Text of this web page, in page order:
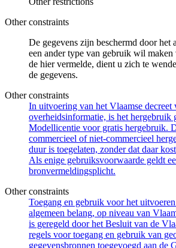
Other constraints
De gegevens zijn beschermd door het
een ander type van gebruik wil maken
de hier vermelde, dient u zich te
de gegevens.
Other constraints
In uitvoering van het Vlaamse decreet
overheidsinformatie, is het hergebruik
Modellicentie voor gratis hergebruik.
commercieel of niet-commercieel
duur is toegelaten, zonder dat daar
Als enige gebruiksvoorwaarde geldt
bronvermeldingsplicht.
Other constraints
Toegang en gebruik voor het
algemeen belang, op niveau van
is geregeld door het Besluit van de
regels voor toegang en gebruik van
gegevensbronnen toegevoegd aan de